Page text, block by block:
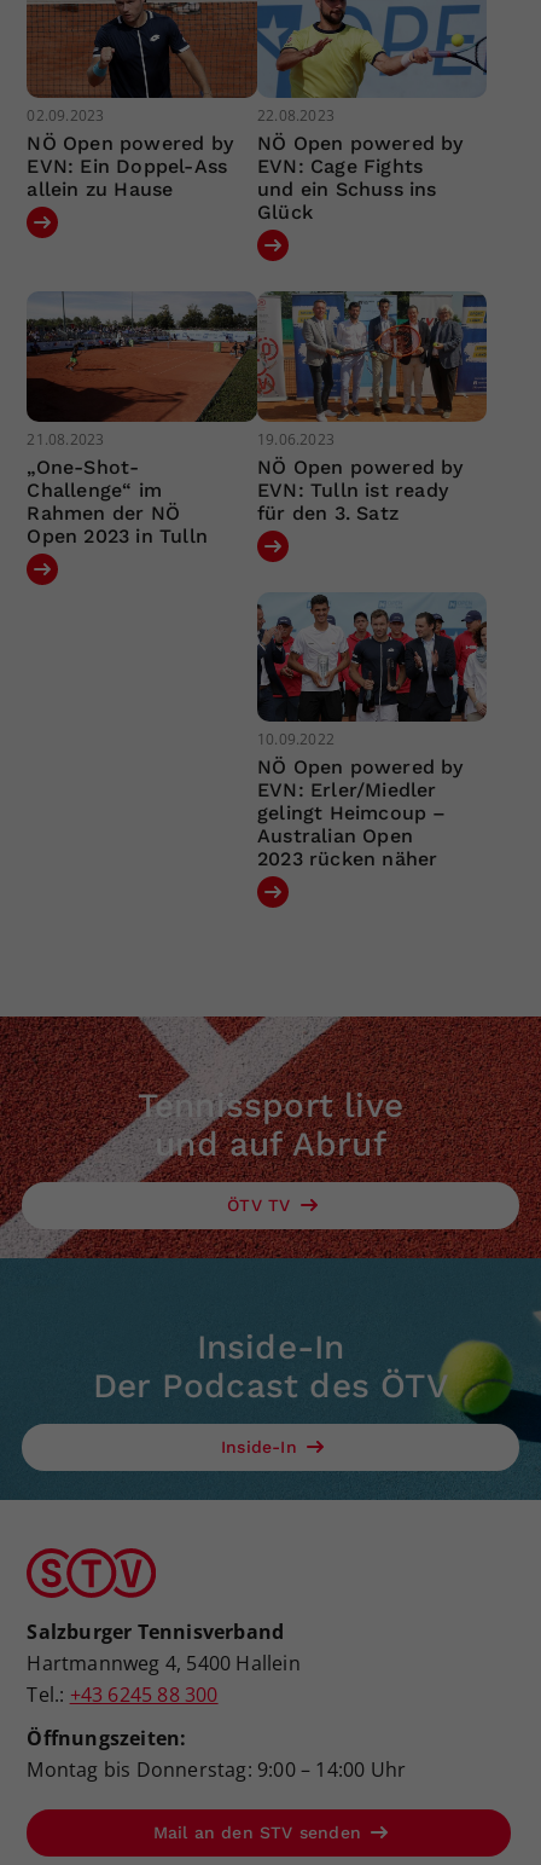
02.09.2023
NÖ Open powered by
EVN: Ein Doppel-Ass
allein zu Hause
22.08.2023
NÖ Open powered by
EVN: Cage Fights
und ein Schuss ins
Glück
21.08.2023
„One-Shot-
Challenge“ im
Rahmen der NÖ
Open 2023 in Tulln
19.06.2023
NÖ Open powered by
EVN: Tulln ist ready
für den 3. Satz
10.09.2022
NÖ Open powered by
EVN: Erler/Miedler
gelingt Heimcoup –
Australian Open
2023 rücken näher
Tennissport live
und auf Abruf
ÖTV TV
Inside-In
Der Podcast des ÖTV
Inside-In
Salzburger Tennisverband
Hartmannweg 4, 5400 Hallein
Tel.: +43 6245 88 300
Öffnungszeiten:
Montag bis Donnerstag: 9:00 – 14:00 Uhr
Mail an den STV senden